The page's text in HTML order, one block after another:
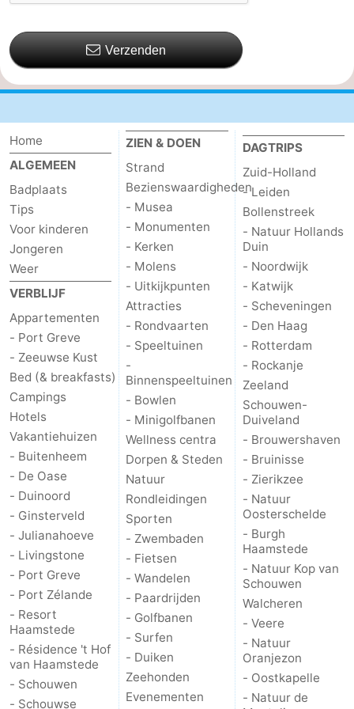
Verzenden
Home
ALGEMEEN
Badplaats
Tips
Voor kinderen
Jongeren
Weer
VERBLIJF
Appartementen
- Port Greve
- Zeeuwse Kust
Bed (& breakfasts)
Campings
Hotels
Vakantiehuizen
- Buitenheem
- De Oase
- Duinoord
- Ginsterveld
- Julianahoeve
- Livingstone
- Port Greve
- Port Zélande
- Resort
Haamstede
- Résidence 't Hof
van Haamstede
- Schouwen
- Schouwse
ZIEN & DOEN
Strand
Bezienswaardigheden
- Musea
- Monumenten
- Kerken
- Molens
- Uitkijkpunten
Attracties
- Rondvaarten
- Speeltuinen
-
Binnenspeeltuinen
- Bowlen
- Minigolfbanen
Wellness centra
Dorpen & Steden
Natuur
Rondleidingen
Sporten
- Zwembaden
- Fietsen
- Wandelen
- Paardrijden
- Golfbanen
- Surfen
- Duiken
Zeehonden
Evenementen
DAGTRIPS
Zuid-Holland
- Leiden
Bollenstreek
- Natuur Hollands
Duin
- Noordwijk
- Katwijk
- Scheveningen
- Den Haag
- Rotterdam
- Rockanje
Zeeland
Schouwen-
Duiveland
- Brouwershaven
- Bruinisse
- Zierikzee
- Natuur
Oosterschelde
- Burgh
Haamstede
- Natuur Kop van
Schouwen
Walcheren
- Veere
- Natuur
Oranjezon
- Oostkapelle
- Natuur de